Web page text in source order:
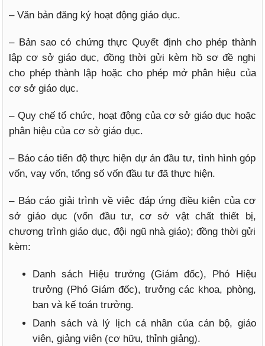
– Văn bản đăng ký hoạt động giáo dục.
– Bản sao có chứng thực Quyết định cho phép thành
lập cơ sở giáo dục, đồng thời gửi kèm hồ sơ đề nghị
cho phép thành lập hoặc cho phép mở phân hiệu của
cơ sở giáo dục.
– Quy chế tổ chức, hoạt động của cơ sở giáo dục hoặc
phân hiệu của cơ sở giáo dục.
– Báo cáo tiến độ thực hiện dự án đầu tư, tình hình góp
vốn, vay vốn, tổng số vốn đầu tư đã thực hiện.
– Báo cáo giải trình về việc đáp ứng điều kiện của cơ
sở giáo dục (vốn đầu tư, cơ sở vật chất thiết bị,
chương trình giáo dục, đội ngũ nhà giáo); đồng thời gửi
kèm:
Danh sách Hiệu trưởng (Giám đốc), Phó Hiệu
trưởng (Phó Giám đốc), trưởng các khoa, phòng,
ban và kế toán trưởng.
Danh sách và lý lịch cá nhân của cán bộ, giáo
viên, giảng viên (cơ hữu, thỉnh giảng).